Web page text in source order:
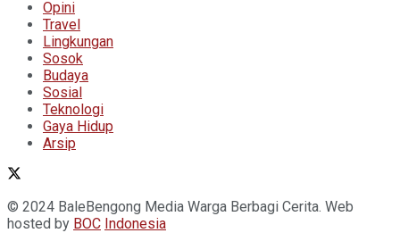
Opini
Travel
Lingkungan
Sosok
Budaya
Sosial
Teknologi
Gaya Hidup
Arsip
© 2024 BaleBengong Media Warga Berbagi Cerita. Web
hosted by BOC Indonesia